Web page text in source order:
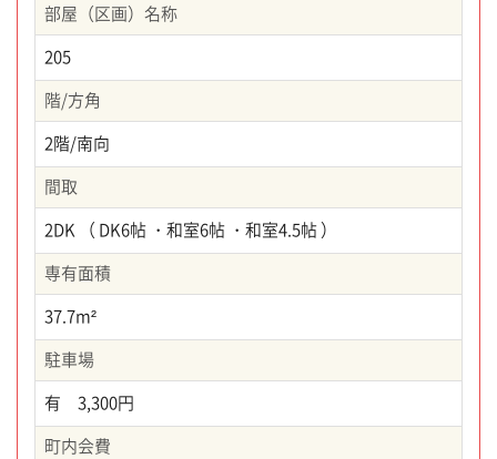
部屋（区画）名称
205
階/方角
2階/南向
間取
2DK （ DK6帖 ・和室6帖 ・和室4.5帖 ）
専有面積
37.7m²
駐車場
有 3,300円
町内会費